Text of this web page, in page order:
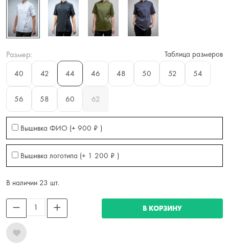
Размер:
Таблица размеров
40
42 44 46 48 50 52 54
56 58 60 62
Вышивка ФИО (+ 900 ₽ )
Вышивка логотипа (+ 1 200 ₽ )
В наличии 23 шт.
В КОРЗИНУ